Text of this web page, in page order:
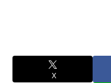
X